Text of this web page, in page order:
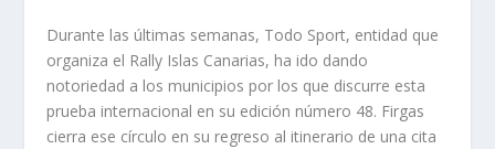
Durante las últimas semanas, Todo Sport, entidad que
organiza el Rally Islas Canarias, ha ido dando
notoriedad a los municipios por los que discurre esta
prueba internacional en su edición número 48. Firgas
cierra ese círculo en su regreso al itinerario de una cita